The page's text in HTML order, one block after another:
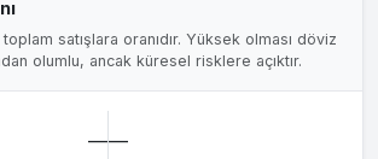
toplam satışlara oranıdır. Yüksek olması döviz
olumlu, ancak küresel risklere açıktır.
——